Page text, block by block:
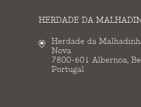
HERDADE DA
Herdade da
Nova
7800-601 Albernoa,
Portugal